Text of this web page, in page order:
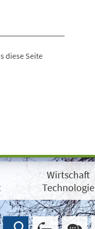
diese Seite
Wirtschaft
Technologie